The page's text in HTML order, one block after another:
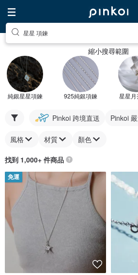
星星 項鍊
縮小搜尋範圍
純銀星星項鍊 925純銀項鍊 星星月
Pinkoi 跨境直送 Pinkoi
風格 材質 顏色
找到 1,000+ 件商品
免運